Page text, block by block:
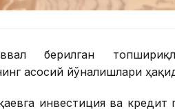
берилган
асосий йўналишлари
инвестиция ва